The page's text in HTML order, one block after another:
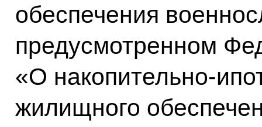
обеспечения
предусмотренном
«О накопительно-­
жилищного